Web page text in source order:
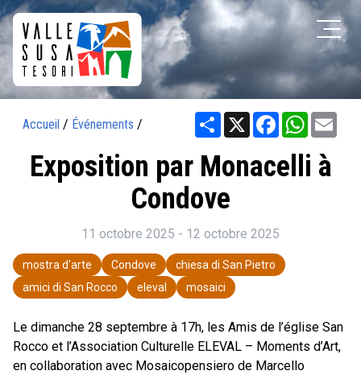
Accueil / Événements / Share X Facebook
Exposition par Monacelli à
Condove
11 octobre 2025 - 12 octobre 2025
mostra d'arte Condove
chiesa di San Pietro
amici di San Rocco
eleval mosaici
Le dimanche 28 septembre à 17h, les Amis de l’église San
Rocco et l’Association Culturelle ELEVAL – Moments d’Art,
en collaboration avec Mosaicopensiero de Marcello